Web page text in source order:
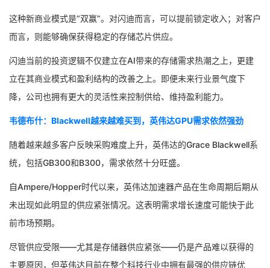
这种新商业模式是“双赢”。对闪迪而言，可以提前锁定收入；对客户
而言，则能够确保获得稳定的存储芯片供应。
闪迪当前的投资逻辑不仅建立在AI带来的存储需求热潮之上，更建
立在其商业模式和盈利结构的改善之上。即便未来行业景气度下
降，公司也拥有更大的灵活性来控制供给、维持盈利能力。
韦德布什：Blackwell越来越难买到，英伟达GPU需求依然强劲
随着越来越多客户反映采购难度上升，英伟达的Grace Blackwell系
统，包括GB300和B300，需求依然十分旺盛。
自Ampere/Hopper时代以来，英伟达加速器产品在生命周期后期从
未出现如此明显的供应紧张情况。这表明需求增长速度可能快于此
前市场预期。
尽管供应受限——尤其是存储器供应紧张——仍是产品难以获得的
主要原因，但英伟达目前在整个科技行业中拥有最强的供应链优